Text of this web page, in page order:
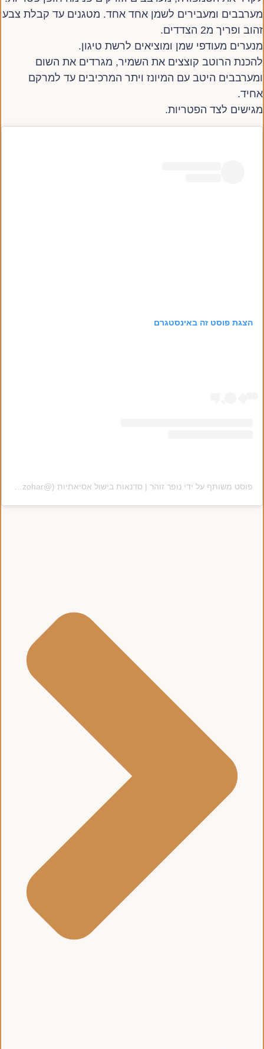
מערבבים ומעבירים לשמן אחד אחד. מטגנים עד קבלת צבע
זהוב ופריך מ2 הצדדים.
מנערים מעודפי שמן ומוציאים לרשת טיגון.
להכנת הרוטב קוצצים את השמיר, מגרדים את השום
ומערבבים היטב עם המיונז ויתר המרכיבים עד למרקם
אחיד.
מגישים לצד הפטריות.
הצגת פוסט זה באינסטגרם
פוסט משותף על ידי ‏‎נופר זוהר | סדנאות בישול אסיאתיות‎‏ (@‏‎nofar_zohar‎‏)